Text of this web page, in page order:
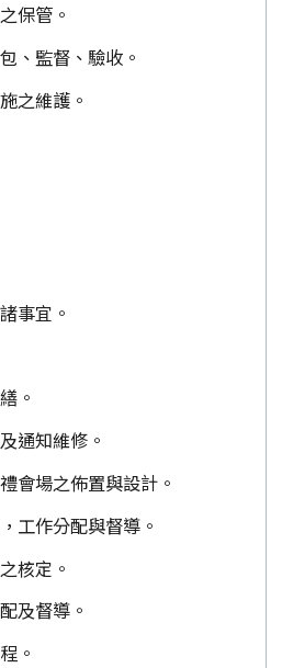
保管。
、監督、驗收。
之維護。
事宜。
。
通知維修。
會場之佈置與設計。
工作分配與督導。
核定。
及督導。
。